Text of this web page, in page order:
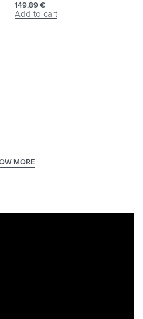
149,89€
Add to cart